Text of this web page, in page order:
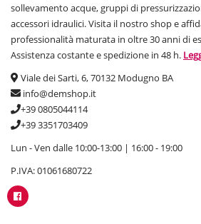
sollevamento acque, gruppi di
accessori idraulici. Visita il nostro shop e
professionalità maturata in oltre 30 anni di
Assistenza costante e spedizione in 48 h.
Viale dei Sarti, 6, 70132 Modugno BA
info@demshop.it
+39 0805044114
+39 3351703409
Lun - Ven dalle 10:00-13:00 | 16:00 - 19:00
P.IVA: 01061680722